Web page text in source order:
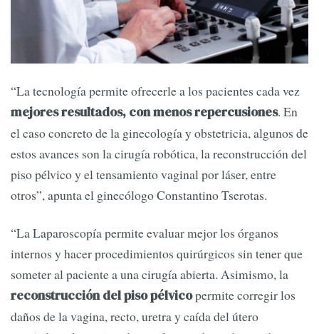
“La tecnología permite ofrecerle a los pacientes cada vez
mejores resultados, con menos repercusiones. En
el caso concreto de la ginecología y obstetricia, algunos de
estos avances son la cirugía robótica, la reconstrucción del
piso pélvico y el tensamiento vaginal por láser, entre
otros”, apunta el ginecólogo Constantino Tserotas.
“La Laparoscopía permite evaluar mejor los órganos
internos y hacer procedimientos quirúrgicos sin tener que
someter al paciente a una cirugía abierta. Asimismo, la
reconstrucción del piso pélvicopermite corregir los
daños de la vagina, recto, uretra y caída del útero